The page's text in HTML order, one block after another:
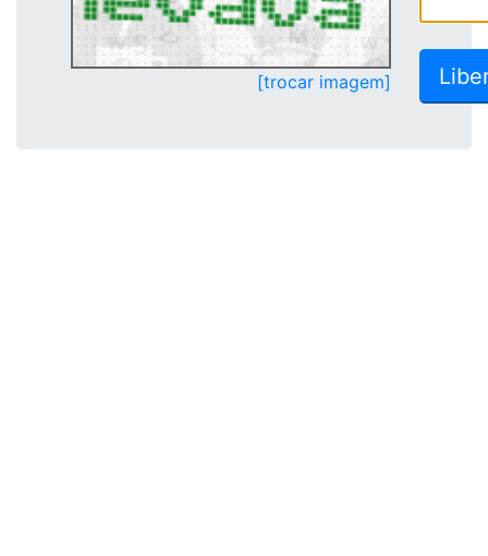
[trocar imagem]